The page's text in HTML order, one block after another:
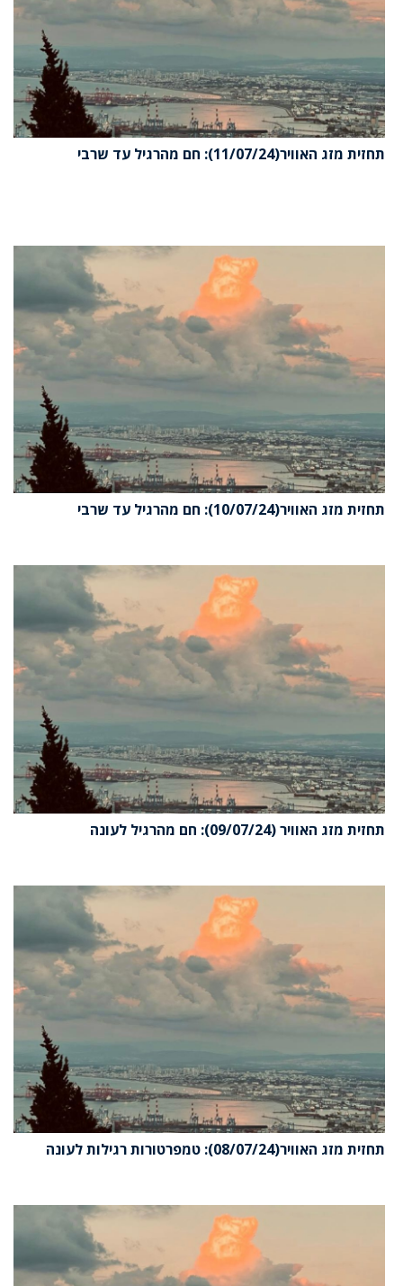
תחזית מזג האוויר(11/07/24): חם מהרגיל עד שרבי
תחזית מזג האוויר(10/07/24): חם מהרגיל עד שרבי
תחזית מזג האוויר (09/07/24): חם מהרגיל לעונה
תחזית מזג האוויר(08/07/24): טמפרטורות רגילות לעונה